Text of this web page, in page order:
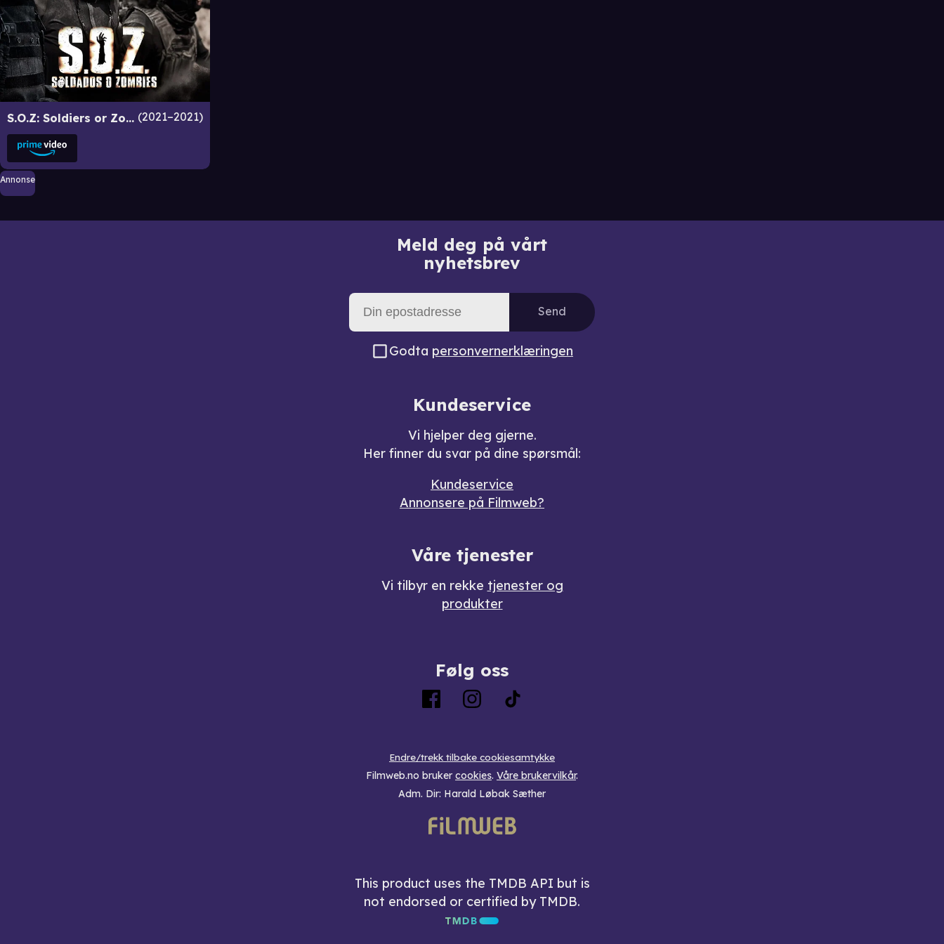
S.O.Z: Soldiers or Zombies 2021–2021
Annonse
Meld deg på vårt
nyhetsbrev
Send
Godta personvernerklæringen
Kundeservice
Vi hjelper deg gjerne.
Her finner du svar på dine spørsmål:
Kundeservice
Annonsere på Filmweb?
Våre tjenester
Vi tilbyr en rekke tjenester og
produkter
Følg oss
Endre/trekk tilbake cookiesamtykke
Filmweb.no bruker cookies. Våre brukervilkår.
Adm. Dir: Harald Løbak Sæther
This product uses the TMDB API but is
not endorsed or certified by TMDB.